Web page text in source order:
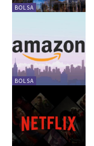
BOLSA
BOLSA